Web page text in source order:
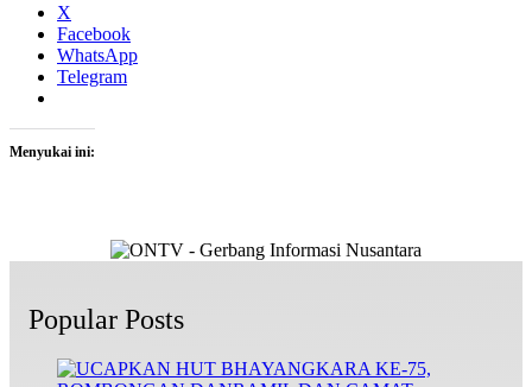
X
Facebook
WhatsApp
Telegram
Menyukai ini:
Popular Posts